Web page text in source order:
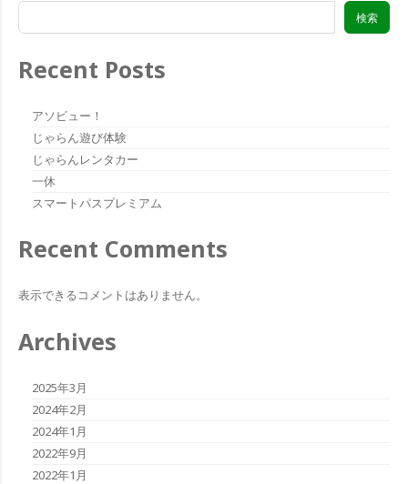
検索
Recent Posts
アソビュー！
じゃらん遊び体験
じゃらんレンタカー
一休
スマートパスプレミアム
Recent Comments
表示できるコメントはありません。
Archives
2025年3月
2024年2月
2024年1月
2022年9月
2022年1月